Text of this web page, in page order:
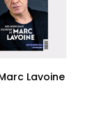
Lavoine